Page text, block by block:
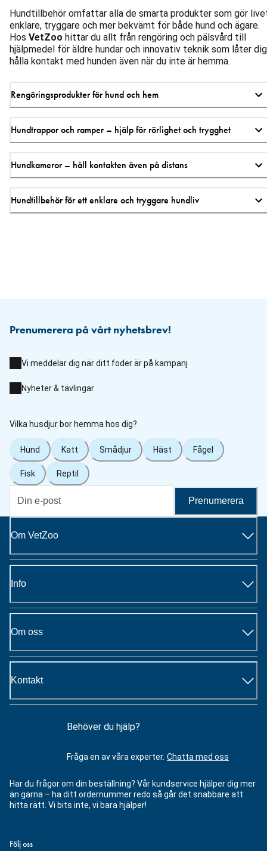
Hundtillbehör omfattar alla de smarta produkter som gör
enklare, tryggare och mer bekvämt för både hund och ägare.
Hos VetZoo hittar du allt från rengöring och pälsvård till
hjälpmedel för äldre hundar och innovativ teknik som låter dig
hålla kontakt med hunden även när du inte är hemma.
Rengöringsprodukter för hund och hem
Hundtrappor och ramper – hjälp för rörlighet och trygghet
Hundkameror – håll kontakten även på distans
Hundtillbehör för ett enklare och tryggare hundliv
Prenumerera på vårt nyhetsbrev!
Vi meddelar dig när ditt foder är på kampanj
Nyheter & tävlingar
Vilka husdjur bor hemma hos dig?
Hund Katt Smådjur Häst Fågel
Fisk Reptil
Prenumerera
Om VetZoo
Info
Om oss
Kontakt
Behöver du hjälp?
Fråga en av våra experter. Chatta med oss
Har du frågor om din beställning? Vår kundservice hjälper dig mer
än gärna – ha ditt ordernummer redo så går det snabbare att
hitta rätt. Vi bits inte, vi bara hjälper!
Följ oss